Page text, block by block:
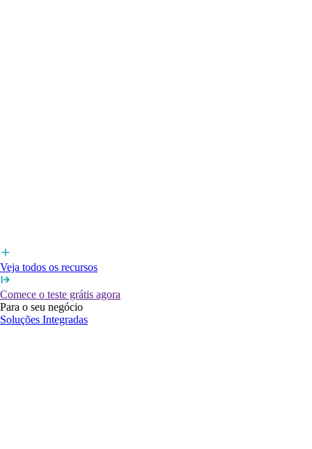
Veja todos os recursos
Comece o teste grátis agora
Para o seu negócio
Soluções Integradas